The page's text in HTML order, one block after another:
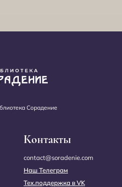
Сорадение
Контакты
contact@soradenie.com
Наш Телеграм
Тех.поддержка в VK